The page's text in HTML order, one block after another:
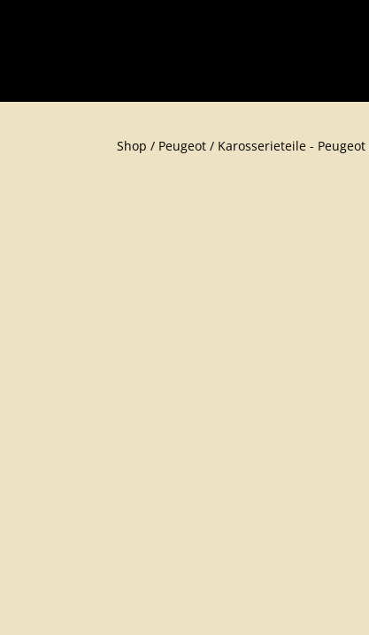
Shop / Peugeot / Karosserieteil​e - Peugeot